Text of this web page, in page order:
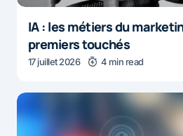
IA : les métiers du
premiers touchés
17 juillet 2026 4 min read